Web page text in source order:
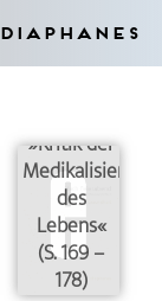
Diaphanes
Denkens
von Ivan
»Kritik der
Medikalisierung
des
Lebens«
(S. 169 –
178)